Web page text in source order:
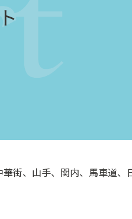
街、山手、関内、馬車道、